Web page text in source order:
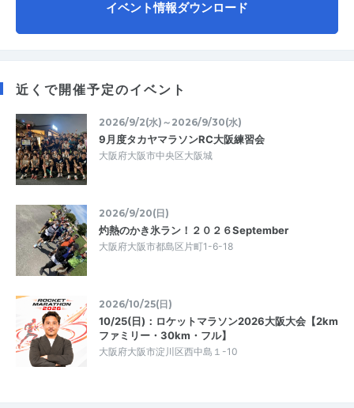
イベント情報ダウンロード
近くで開催予定のイベント
2026/9/2(水)～2026/9/30(水)
9月度タカヤマラソンRC大阪練習会
大阪府大阪市中央区大阪城
2026/9/20(日)
灼熱のかき氷ラン！２０２６September
大阪府大阪市都島区片町1-6-18
2026/10/25(日)
10/25(日)：ロケットマラソン2026大阪大会【2km
ファミリー・30km・フル】
大阪府大阪市淀川区西中島１-10